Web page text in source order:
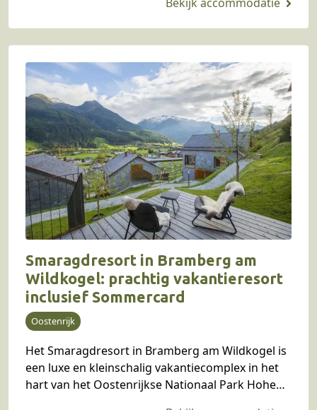
hele gezin. Of ga met opa en…
Smaragdresort in Bramberg am
Wildkogel: prachtig vakantieresort
inclusief Sommercard
Oostenrijk
Het Smaragdresort in Bramberg am Wildkogel is
een luxe en kleinschalig vakantiecomplex in het
hart van het Oostenrijkse Nationaal Park Hohe